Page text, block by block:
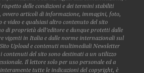
delle condizioni e dei termini stabiliti
ovvero articoli di informazione, immagini, foto,
e video e qualsiasi altro contenuto del sito
di proprietà dell’editore e dunque protetti dalle
vigenti in Italia e dalle norme internazionali sul
Upload e contenuti multimediali Newsletter
i contenuti del sito sono destinati a un utilizzo
Il lettore solo per uso personale ed a
tutte le indicazioni del copyright, è